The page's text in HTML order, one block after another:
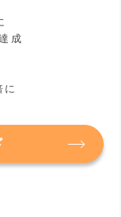
成
に